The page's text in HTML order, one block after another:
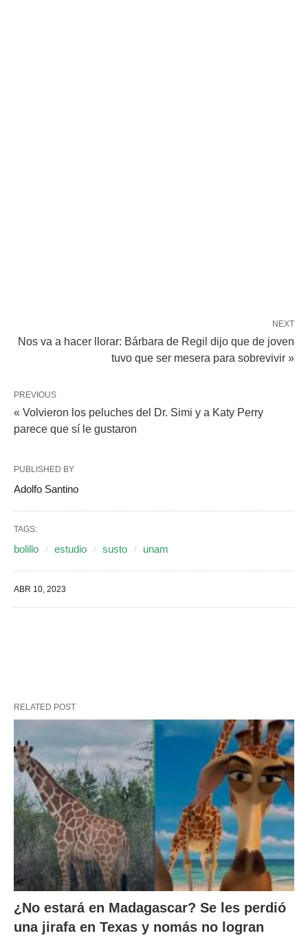
NEXT
Nos va a hacer llorar: Bárbara de Regil dijo que de joven
tuvo que ser mesera para sobrevivir »
PREVIOUS
« Volvieron los peluches del Dr. Simi y a Katy Perry
parece que sí le gustaron
PUBLISHED BY
Adolfo Santino
TAGS:
bolillo estudio susto unam
ABR 10, 2023
RELATED POST
¿No estará en Madagascar? Se les perdió
una jirafa en Texas y nomás no logran